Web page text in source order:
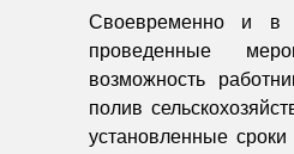
Своевременно и в
проведенные
возможность
полив
установленные